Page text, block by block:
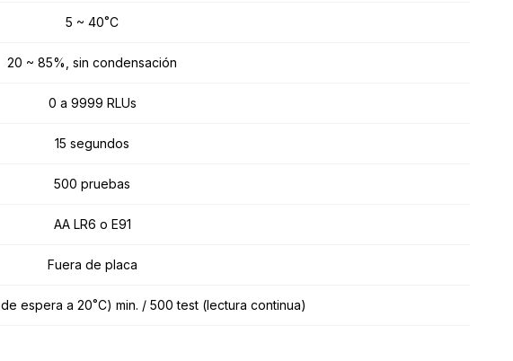
5 ~ 40˚C
20 ~ 85%, sin condensación
0 a 9999 RLUs
15 segundos
500 pruebas
AA LR6 o E91
Fuera de placa
espera a 20˚C) min. / 500 test (lectura continua)